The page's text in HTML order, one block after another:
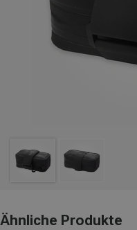
Ähnliche Produkte